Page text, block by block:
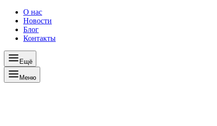
О нас
Новости
Блог
Контакты
Ещё
Меню